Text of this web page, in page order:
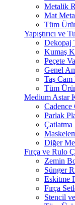
Metalik
Mat
Tüm
Yapıştırıcı ve
Dekopaj
Kumaş
Peçete
Genel
Taş Cam
Tüm
Medium Astar
Parlak
Çatlatma
Diğer
Fırça ve Rulo
Zemin
Sünger
Eskitme
Fırça
Stencil